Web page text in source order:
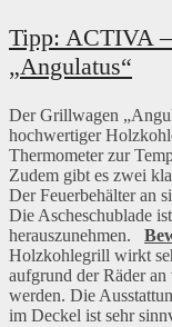
Tipp: ACTIVA
„Angulatus“
Der Grillwagen
hochwertiger
Thermometer zur
Zudem gibt es zwei
Der Feuerbehälter an
Die Ascheschublade
herauszunehmen.
Holzkohlegrill wirkt
aufgrund der Räder
werden. Die
im Deckel ist sehr